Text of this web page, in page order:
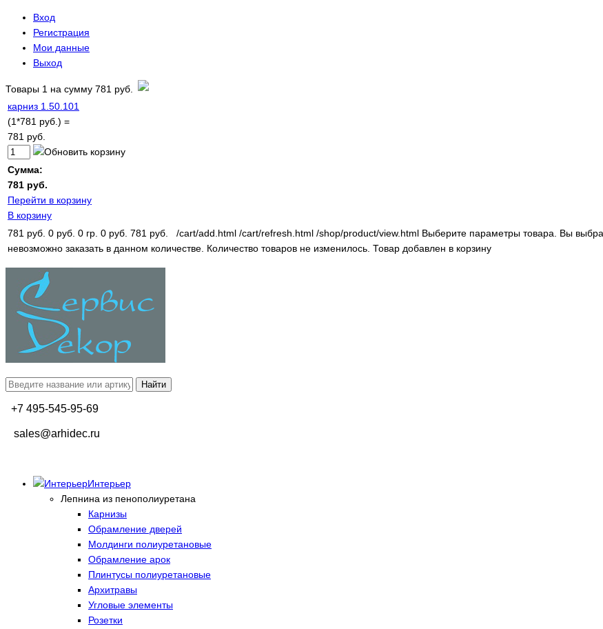
Вход
Регистрация
Мои данные
Выход
Товары 1 на сумму 781 руб.
карниз 1.50.101
(1*781 руб.) =
781 руб.
Сумма:
781 руб.
Перейти в корзину
В корзину
781 руб. 0 руб. 0 гр. 0 руб. 781 руб. /cart/add.html /cart/refresh.html /shop/product/view.html Выберите параметры товара. Вы
невозможно заказать в данном количестве. Количество товаров не изменилось. Товар добавлен в корзину
+7 495-545-95-69
sales@arhidec.ru
Интерьер
Лепнина из пенополиуретана
Карнизы
Обрамление дверей
Молдинги полиуретановые
Обрамление арок
Плинтусы полиуретановые
Архитравы
Угловые элементы
Розетки